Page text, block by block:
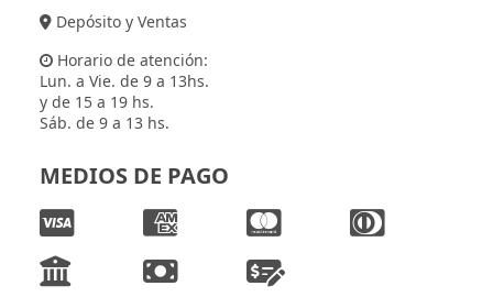
Depósito y Ventas
Horario de atención:
Lun. a Vie. de 9 a 13hs.
y de 15 a 19 hs.
Sáb. de 9 a 13 hs.
MEDIOS DE PAGO